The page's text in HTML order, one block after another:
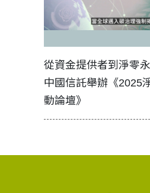
從資金提供者到淨零
中國信託舉辦《2025
動論壇》